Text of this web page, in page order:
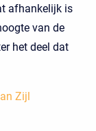
afhankelijk is
van de
het deel dat
Zijl